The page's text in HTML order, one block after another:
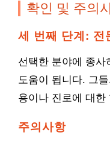
확인 및 주의
세 번째 단계: 전
선택한 분야에 종사
도움이 됩니다. 그
용이나 진로에 대한
주의사항